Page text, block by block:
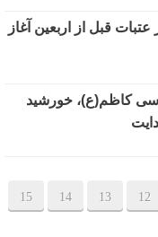
قبل از اربعین آغاز
کاظم(ع)، خورشید
12
13
14
15